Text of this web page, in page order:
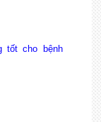
tốt cho bệnh